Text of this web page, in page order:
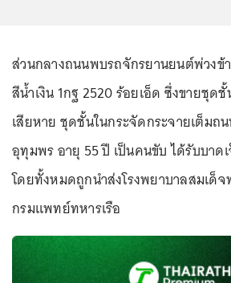
ส่วนกลางถนนพบรถจักรยานยนต์พ่วงข้
สีน้ำเงิน 1กฐ 2520 ร้อยเอ็ด ซึ่งขายชุด
เสียหาย ชุดชั้นในกระจัดกระจายเต็มถ
อุทุมพร อายุ 55 ปี เป็นคนขับ ได้รับบาด
โดยทั้งหมดถูกนำส่งโรงพยาบาลสมเด็จ
กรมแพทย์ทหารเรือ